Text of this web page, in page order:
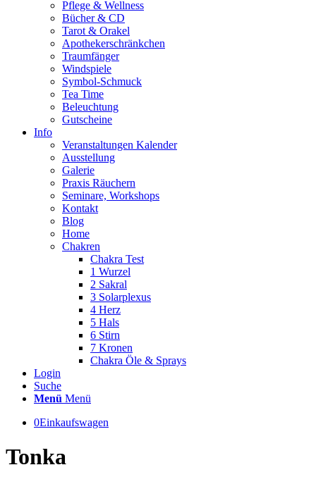
Pflege & Wellness
Bücher & CD
Tarot & Orakel
Apothekerschränkchen
Traumfänger
Windspiele
Symbol-Schmuck
Tea Time
Beleuchtung
Gutscheine
Info
Veranstaltungen Kalender
Ausstellung
Galerie
Praxis Räuchern
Seminare, Workshops
Kontakt
Blog
Home
Chakren
Chakra Test
1 Wurzel
2 Sakral
3 Solarplexus
4 Herz
5 Hals
6 Stirn
7 Kronen
Chakra Öle & Sprays
Login
Suche
Menü Menü
0Einkaufswagen
Tonka